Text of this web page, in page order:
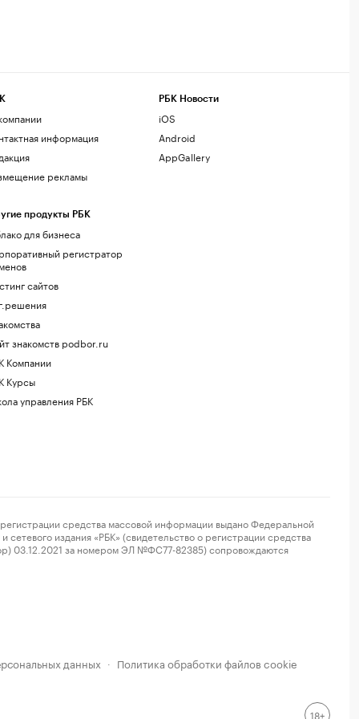
информация
рекламы
продукты РБК
для бизнеса
регистратор
сайтов
знакомств podbor.ru
Компании
Курсы
управления РБК
РБК Новости
iOS
Android
AppGallery
средства массовой информации выдано Федеральной
издания «РБК» (свидетельство о регистрации средства
03.12.2021 за номером ЭЛ №ФС77-82385) сопровождаются
данных · Политика обработки файлов cookie
18+